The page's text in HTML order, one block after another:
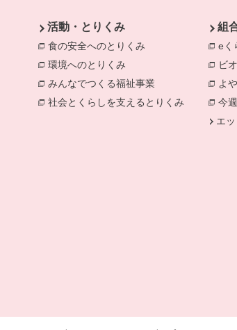
活動・とりくみ
食の安全へのとりくみ
環境へのとりくみ
みんなでつくる福祉事業
社会とくらしを支えるとりくみ
組
eく
ビ
よ
今
エ